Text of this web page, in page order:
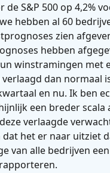
de S&P 500 op 4,2%
hebben al 60
zien
hebben
winstramingen met
dan normaal
en nu. Ik ben
een breder scala
verlaagde
het er naar uitziet
van alle bedrijven